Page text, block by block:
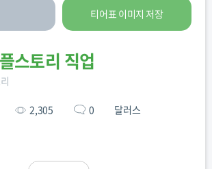
티어표 이미지 저장
스토리 직업
2,305 0 달러스